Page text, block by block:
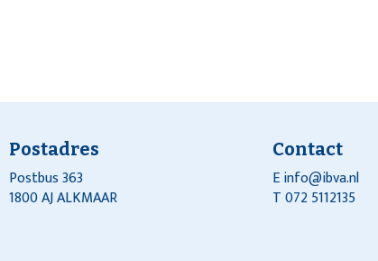
Postadres
Postbus 363
1800 AJ ALKMAAR
Contact
Einfo@ibva.nl
T 072 5112135